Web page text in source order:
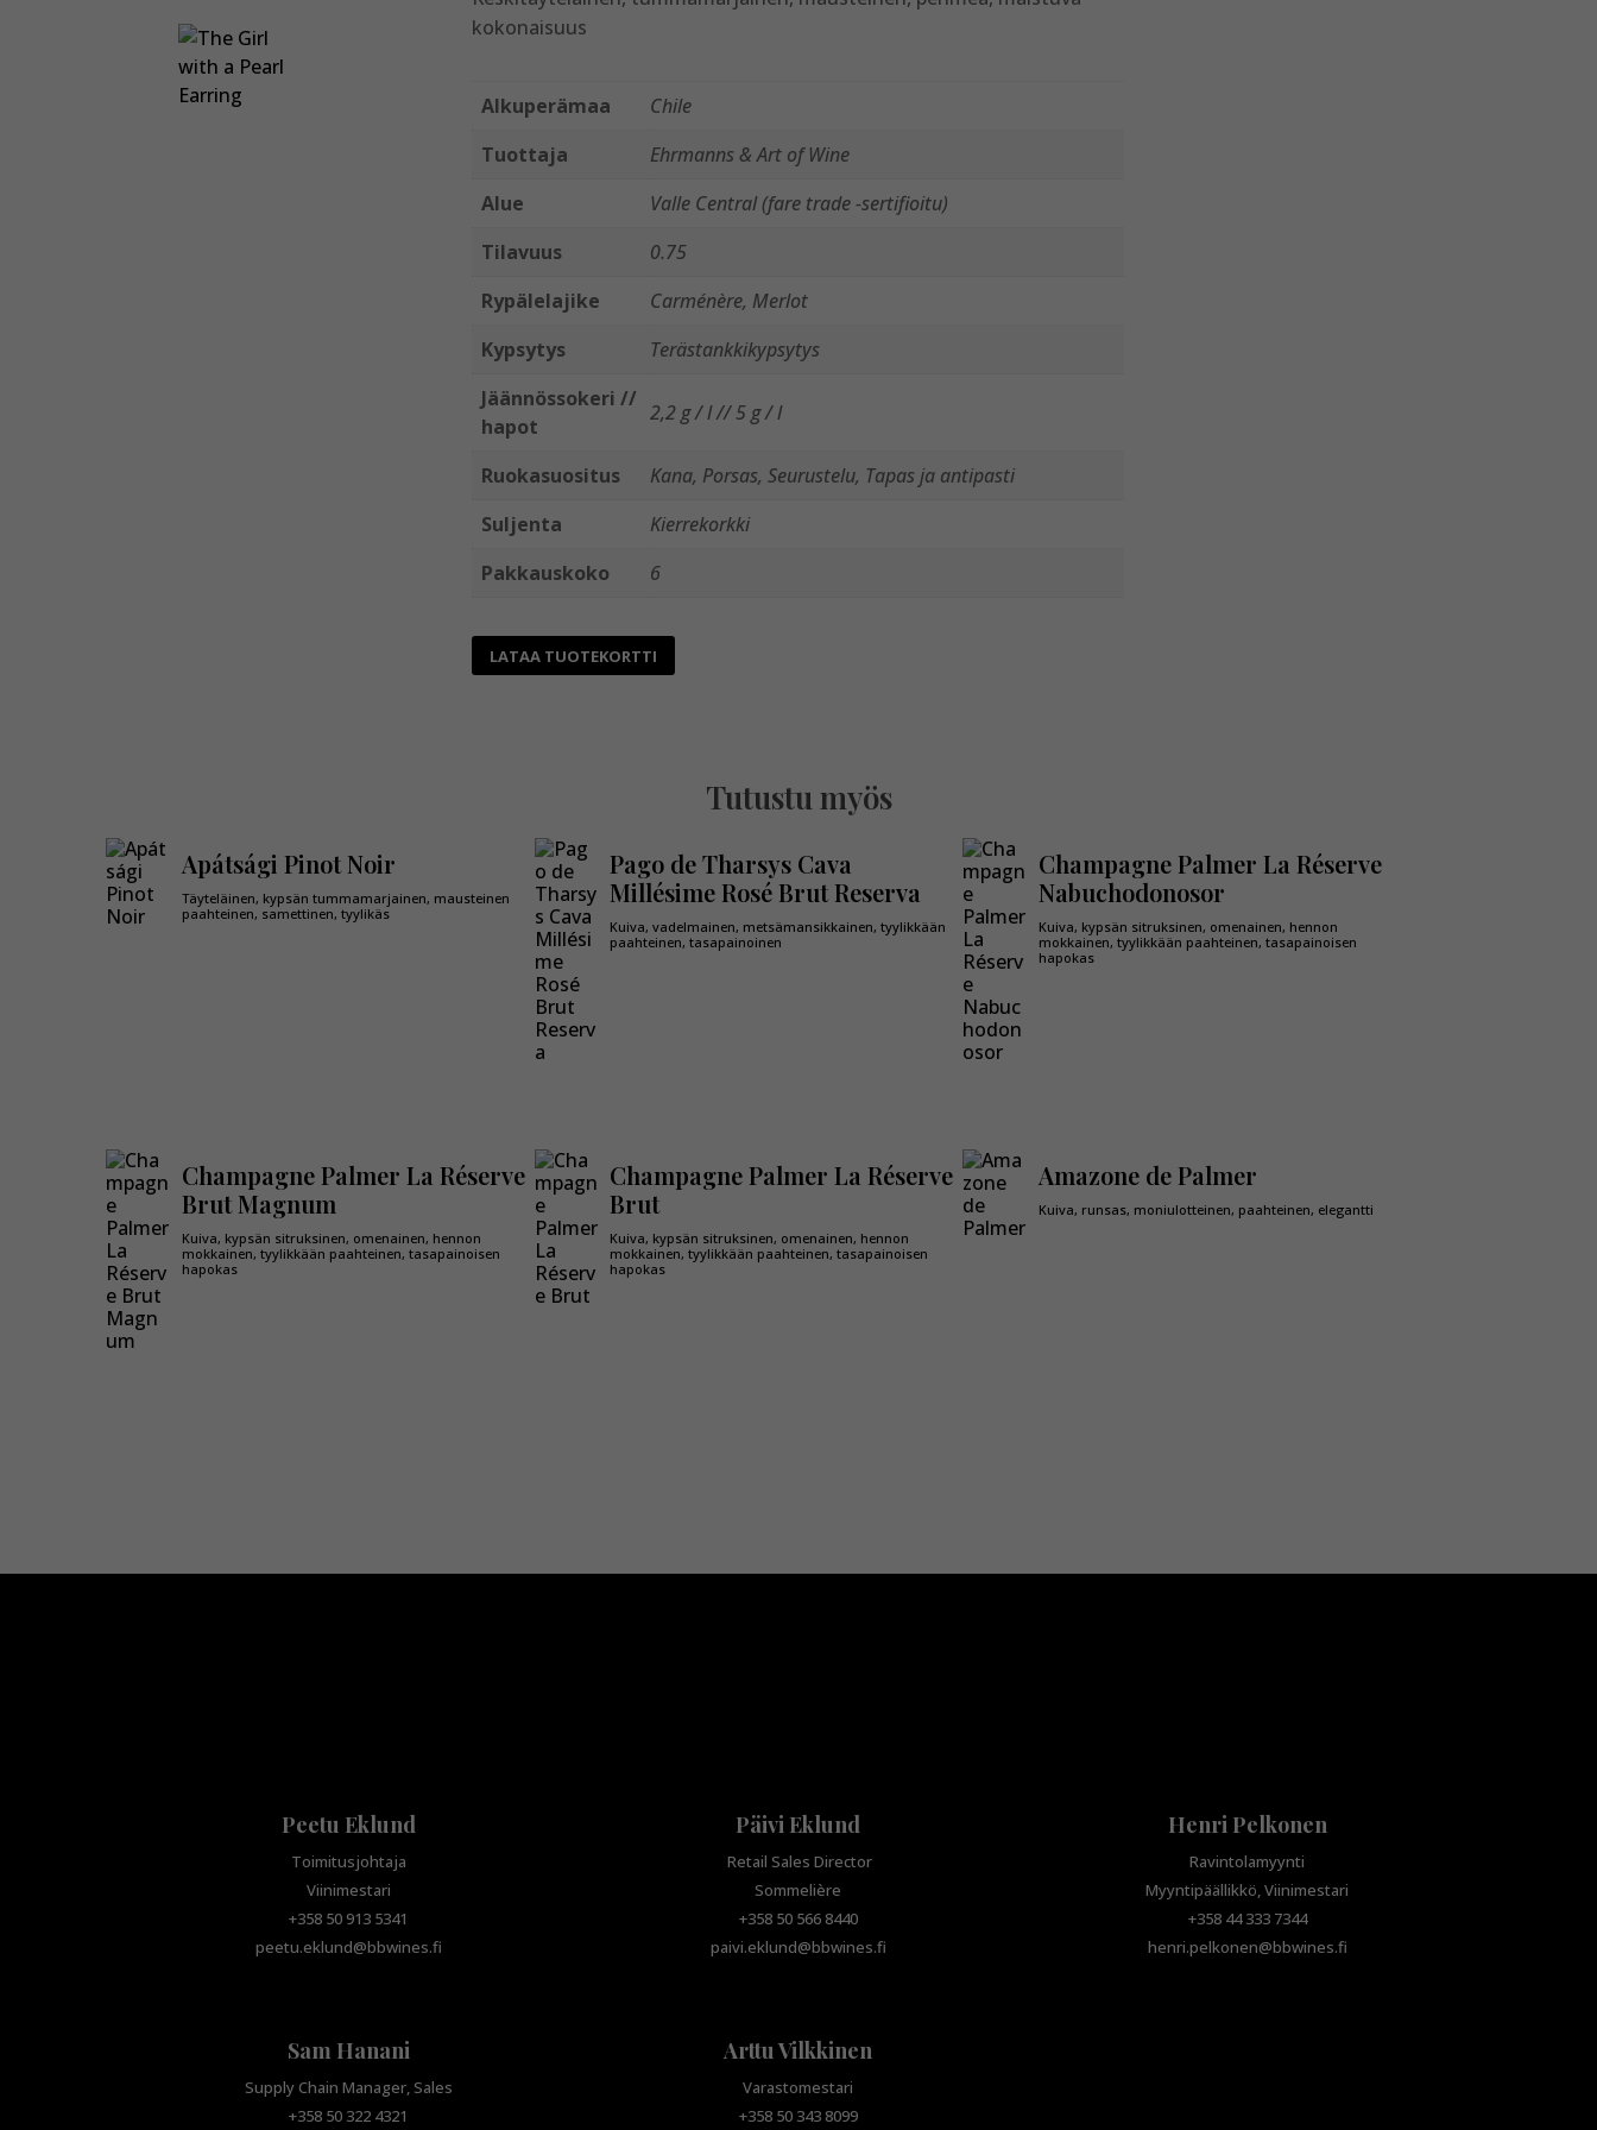
kokonaisuus
Alkuperämaa
Chile
Tuottaja
Ehrmanns & Art of Wine
Alue
Valle Central (fare trade -sertifioitu)
Tilavuus
0.75
Rypälelajike
Carménère, Merlot
Kypsytys
Terästankkikypsytys
Jäännössokeri //
hapot
2,2 g / l // 5 g / l
Ruokasuositus
Kana, Porsas, Seurustelu, Tapas ja antipasti
Suljenta
Kierrekorkki
Pakkauskoko
6
LATAA TUOTEKORTTI
Tutustu myös
Apátsági Pinot Noir
Täyteläinen, kypsän tummamarjainen, mausteinen
paahteinen, samettinen, tyylikäs
Pago de Tharsys Cava
Millésime Rosé Brut Reserva
Kuiva, vadelmainen, metsämansikkainen, tyylikkään
paahteinen, tasapainoinen
Champagne Palmer La Réserve
Nabuchodonosor
Kuiva, kypsän sitruksinen, omenainen, hennon
mokkainen, tyylikkään paahteinen, tasapainoisen
hapokas
Champagne Palmer La Réserve
Brut Magnum
Kuiva, kypsän sitruksinen, omenainen, hennon
mokkainen, tyylikkään paahteinen, tasapainoisen
hapokas
Champagne Palmer La Réserve
Brut
Kuiva, kypsän sitruksinen, omenainen, hennon
mokkainen, tyylikkään paahteinen, tasapainoisen
hapokas
Amazone de Palmer
Kuiva, runsas, moniulotteinen, paahteinen, elegantti
Peetu Eklund
Toimitusjohtaja
Viinimestari
+358 50 913 5341
peetu.eklund@bbwines.fi
Päivi Eklund
Retail Sales Director
Sommelière
+358 50 566 8440
paivi.eklund@bbwines.fi
Henri Pelkonen
Ravintolamyynti
Myyntipäällikkö, Viinimestari
+358 44 333 7344
henri.pelkonen@bbwines.fi
Sam Hanani
Supply Chain Manager, Sales
+358 50 322 4321
Arttu Vilkkinen
Varastomestari
+358 50 343 8099